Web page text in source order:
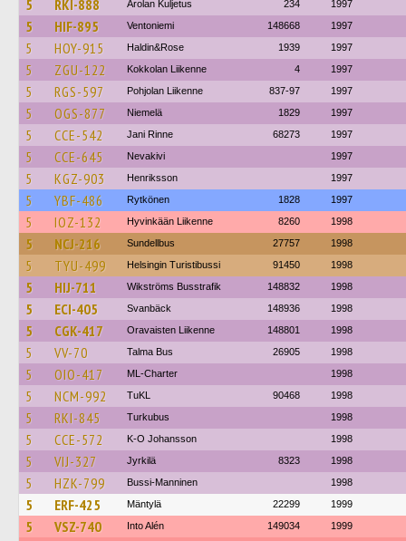
5 RKI-888 Arolan Kuljetus 234 1997
5 HIF-895 Ventoniemi 148668 1997
5 HOY-915 Haldin&Rose 1939 1997
5 ZGU-122 Kokkolan Liikenne 4 1997
5 RGS-597 Pohjolan Liikenne 837-97 1997
5 OGS-877 Niemelä 1829 1997
5 CCE-542 Jani Rinne 68273 1997
5 CCE-645 Nevakivi 1997
5 KGZ-903 Henriksson 1997
5 YBF-486 Rytkönen 1828 1997
5 IOZ-132 Hyvinkään Liikenne 8260 1998
5 NCJ-216 Sundellbus 27757 1998
5 TYU-499 Helsingin Turistibussi 91450 1998
5 HIJ-711 Wikströms Busstrafik 148832 1998
5 ECI-405 Svanbäck 148936 1998
5 CGK-417 Oravaisten Liikenne 148801 1998
5 VV-70 Talma Bus 26905 1998
5 OIO-417 ML-Charter 1998
5 NCM-992 TuKL 90468 1998
5 RKI-845 Turkubus 1998
5 CCE-572 K-O Johansson 1998
5 VIJ-327 Jyrkilä 8323 1998
5 HZK-799 Bussi-Manninen 1998
5 ERF-425 Mäntylä 22299 1999
5 VSZ-740 Into Alén 149034 1999